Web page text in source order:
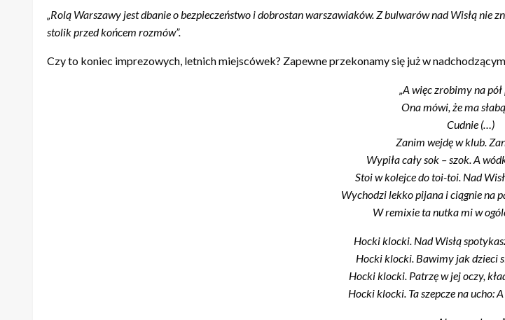
zaskakującej i nagłej decyzji. Przedsiębiorcy czują się pokrzywdzeni faktem, że ich
zapowiedzieli nie poddawać się tak łatwo, oraz proszą o wsparcie w tej sprawie:
„Trzymajcie za nas kciuki! Liczymy, że razem uda nam się zachować Wisłę, którą tworzyliśmy razem
Z kolei rzecznik stołecznego ratusza, uspokaja słowami:
„Rolą Warszawy jest dbanie o bezpieczeństwo i dobrostan warszawiaków. Z bulwarów nad Wisłą
Czy to koniec imprezowych, letnich miejscówek? Zapewne przekonamy się już w
„A więc zrobimy na pół
Ona mówi, że ma
Cudnie (…)
Wypiła cały sok – szok. A
Stoi w kolejce do toi-toi. Nad
Wychodzi lekko pijana i ciągnie na
W remixie ta nutka mi w